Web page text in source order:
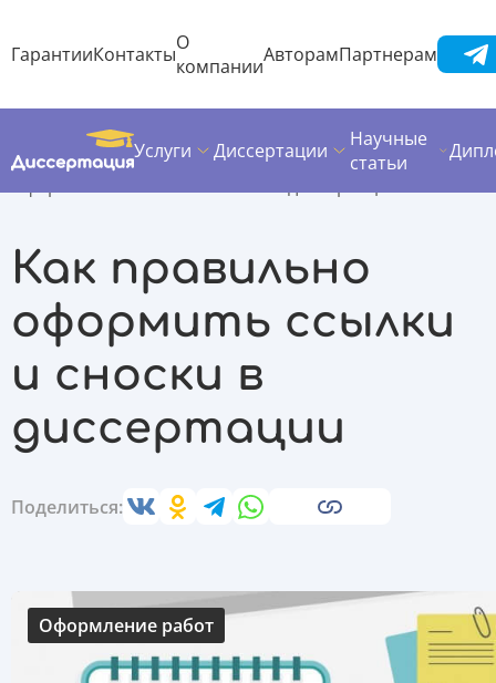
ГарантииКонтактыО
компанииАвторамПартнерам
Услуги Диссертации
Научные
статьи
ДиссертацияПолезные материалыОформление работ
Как правильно
оформить ссылки
и сноски в
диссертации
Поделиться:
Оформление работ